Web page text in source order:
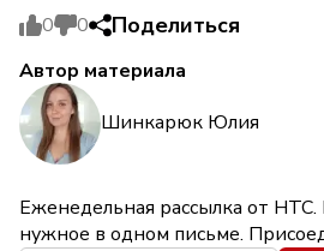
0 0 Поделиться
Автор материала
Шинкарюк Юлия
Еженедельная рассылка от
нужное в одном письме.